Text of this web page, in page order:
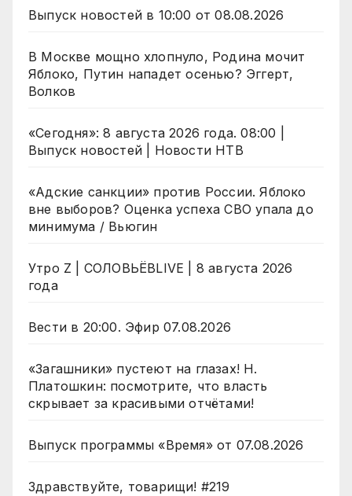
Выпуск новостей в 10:00 от 08.08.2026
В Москве мощно хлопнуло, Родина мочит
Яблоко, Путин нападет осенью? Эггерт,
Волков
«Сегодня»: 8 августа 2026 года. 08:00 |
Выпуск новостей | Новости НТВ
«Адские санкции» против России. Яблоко
вне выборов? Оценка успеха СВО упала до
минимума / Вьюгин
Утро Z | СОЛОВЬЁВLIVE | 8 августа 2026
года
Вести в 20:00. Эфир 07.08.2026
«Загашники» пустеют на глазах! Н.
Платошкин: посмотрите, что власть
скрывает за красивыми отчётами!
Выпуск программы «Время» от 07.08.2026
Здравствуйте, товарищи! #219